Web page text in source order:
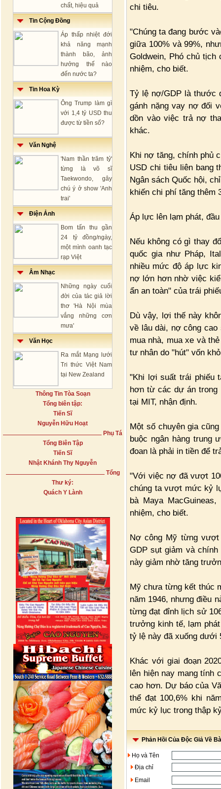
chất, hiệu quả
Tin Cộng Đồng
Áp thấp nhiệt đới
khả năng mạnh
thành bão, ảnh
hưởng thế nào
đến nước ta?
Tin Hoa Kỳ
Ông Trump làm gì
với 1,4 tỷ USD thu
được từ tiền số?
Văn Nghệ
'Nam thần trăm tỷ'
từng là võ sĩ
Taekwondo, gây
chú ý ở show 'Anh
trai'
Điện Ảnh
Bom tấn thu gần
24 tỷ đồng/ngày,
một mình oanh tạc
rạp Việt
Âm Nhạc
Những ngày cuối
đời của tác giả lời
thơ 'Hà Nội mùa
vắng những cơn
mưa'
Văn Học
Ra mắt Mạng lưới
Tri thức Việt Nam
tại New Zealand
Thông Tin Tòa Soạn
Tổng biên tập:
Tiến Sĩ
Nguyễn Hữu Hoạt
Phụ Tá
Tổng Biên Tập
Tiến Sĩ
Nhật Khánh Thy Nguyễn
Tổng
Thư ký:
Quách Y Lành
chi tiêu.
"Chúng ta đang bước
giữa 100% và 99%,
Goldwein, Phó chủ tịch
nhiệm, cho biết.
Tỷ lệ nợ/GDP là thước
gánh nặng vay nợ đối
dồn vào việc trả nợ
khác.
Khi nợ tăng, chính phủ
USD chi tiêu liên bang
Ngân sách Quốc hội,
khiến chi phí tăng thêm
Áp lực lên lạm phát,
Nếu không có gì thay
quốc gia như Pháp,
nhiều mức độ áp lực
nợ lớn hơn nhờ việc
ẩn an toàn" của trái
Dù vậy, lợi thế này
về lâu dài, nợ công
mua nhà, mua xe và
tư nhân do "hút" vốn
"Khi lợi suất trái phiếu
hơn từ các dự án trong
tại MIT, nhận định.
Một số chuyên gia
buộc ngân hàng trung
đoan là phải in tiền để
"Với việc nợ đã vượt
chúng ta vượt mức kỷ
bà Maya
nhiệm, cho biết.
Nợ công Mỹ từng vượt
GDP sụt giảm và
này giảm nhờ tăng
Mỹ chưa từng kết thúc
năm 1946, nhưng điều
từng đạt đỉnh lịch sử
trưởng kinh tế, lạm
tỷ lệ này đã xuống dưới
Khác với giai đoạn
lên hiện nay mang tính
cao hơn. Dự báo của
thể đạt 100,6% khi
mức kỷ lục trong thập
Phản Hồi Của Độc Giả Về
Họ và Tên
Địa chỉ
Email